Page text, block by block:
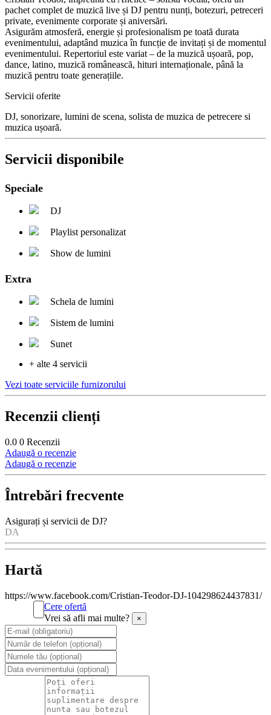
pachet complet de muzică live și DJ pentru nunți, botezuri, petreceri
private, evenimente corporate și aniversări.
Asigurăm atmosferă, energie și profesionalism pe toată durata
evenimentului, adaptând muzica în funcție de invitați și de momentul
evenimentului. Repertoriul este variat – de la muzică ușoară, pop,
dance, latino, muzică românească, hituri internaționale, până la
muzică pentru toate generațiile.
Servicii oferite
DJ, sonorizare, lumini de scena, solista de muzica de petrecere si
muzica ușoară.
Servicii disponibile
Speciale
DJ
Playlist personalizat
Show de lumini
Extra
Schela de lumini
Sistem de lumini
Sunet
+ alte 4 servicii
Vezi toate serviciile furnizorului
Recenzii clienți
0.0 0 Recenzii
Adaugă o recenzie
Adaugă o recenzie
Întrebări frecvente
Asigurați și servicii de DJ?
DA
Hartă
https://www.facebook.com/Cristian-Teodor-DJ-104298624437831/
Cere ofertă
Vrei să afli mai multe?
×